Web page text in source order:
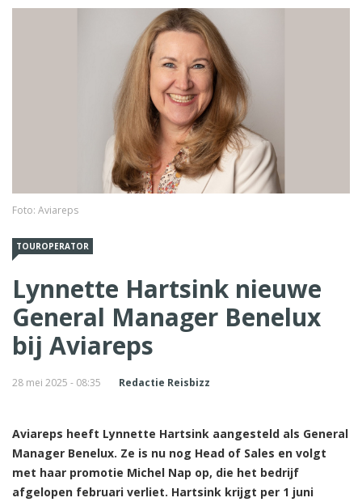
Foto: Aviareps
TOUROPERATOR
Lynnette Hartsink nieuwe
General Manager Benelux
bij Aviareps
28 mei 2025 - 08:35 Redactie Reisbizz
Aviareps heeft Lynnette Hartsink aangesteld als General
Manager Benelux. Ze is nu nog Head of Sales en volgt
met haar promotie Michel Nap op, die het bedrijf
afgelopen februari verliet. Hartsink krijgt per 1 juni